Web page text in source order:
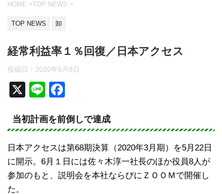
HOME >TOP NEWS >
TOP NEWS 卸
経常利益率１％回復／日本アクセス
投稿日： 2020年6月8日
X
Li
e
c
e
b
o
o
当初計画を前倒しで達成
日本アクセスは第68期決算（2020年3月期）を5月22日
に開示。6月１日には佐々木淳一社長のほか役員8人が
参加のもと、説明会を本社ならびにＺＯＯＭで開催し
た。